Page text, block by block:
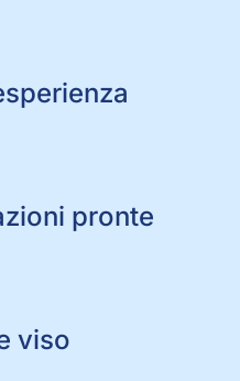
pronte
viso